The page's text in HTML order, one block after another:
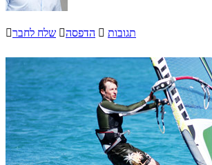
שלח לחבר הדפסה  תגובות